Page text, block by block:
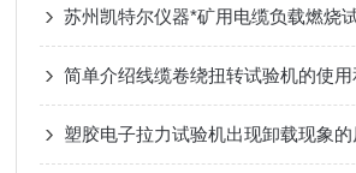
苏州凯特尔仪器*矿用电缆负载燃烧
简单介绍线缆卷绕扭转试验机的使